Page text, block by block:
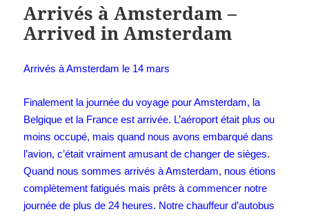
Arrivés à Amsterdam –
Arrived in Amsterdam
Arrivés à Amsterdam le 14 mars
Finalement la journée du voyage pour Amsterdam, la
Belgique et la France est arrivée. L’aéroport était plus ou
moins occupé, mais quand nous avons embarqué dans
l’avion, c’était vraiment amusant de changer de sièges.
Quand nous sommes arrivés à Amsterdam, nous étions
complètement fatigués mais prêts à commencer notre
journée de plus de 24 heures. Notre chauffeur d’autobus